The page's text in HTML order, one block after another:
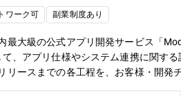
ワーク可 副業制度あり
大級の公式アプリ開発サービス「
、アプリ仕様やシステム連携に関す
リースまでの各工程を、お客様・開